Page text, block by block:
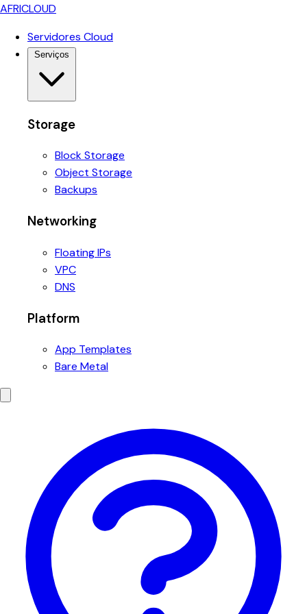
AFRICLOUD
Servidores Cloud
Serviços
Storage
Block Storage
Object Storage
Backups
Networking
Floating IPs
VPC
DNS
Platform
App Templates
Bare Metal